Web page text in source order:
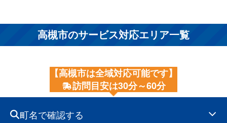
高槻市のサービス対応エリア一覧
【高槻市は全域対応可能です】
訪問目安は30分～60分
町名で確認する